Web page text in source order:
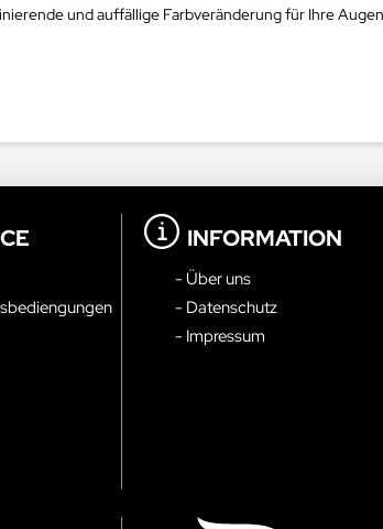
und auffällige Farbveränderung für Ihre
INFORMATION
- Über uns
- Datenschutz
- Impressum